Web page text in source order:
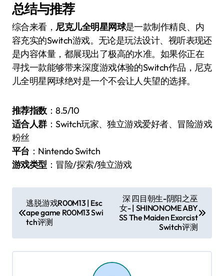
总结与推荐
综合来看， 尼克儿全明星网球是一款制作精良、内
容充实的Switch游戏。无论是玩法设计、视听表现还
是内容体量，都展现出了极高的水准。如果你正在
寻找一款能够带来深度游戏体验的Switch作品，尼克
儿全明星网球绝对是一个不会让人失望的选择。
推荐指数：8.5/10
适合人群：Switch玩家、独立游戏爱好者、冒险游戏
粉丝
平台 ：Nintendo Switch
游戏类型 ：冒险/探索/独立游戏
章
逃脱游戏R00M13 | Esc
ape game R00M13 Swi
tch评测
深 四目朝生-阴阳之巫
女- | SHINONOME ABY
SS The Maiden Exorcist
Switch评测